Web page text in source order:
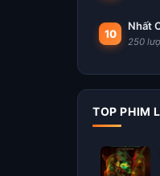
10
Nhất
250
TOP PHIM